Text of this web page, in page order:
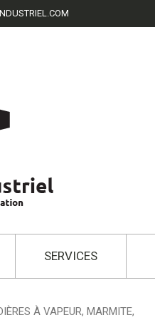
SERVICES
À VAPEUR, MARMITE,